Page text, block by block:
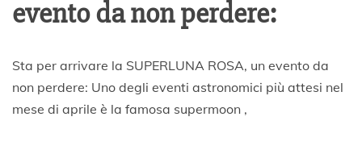
evento da non perdere:
1
A
p
Sta per arrivare la SUPERLUNA ROSA, un evento da
non perdere: Uno degli eventi astronomici più attesi nel
mese di aprile è la famosa supermoon ,